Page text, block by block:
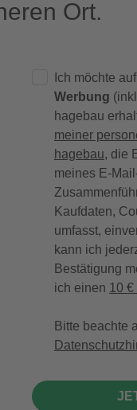
Ort.
Ich möchte
Werbung
hagebau
meiner
hagebau, die
meines E-
Kaufdaten,
umfasst,
kann ich
Bestätigung
ich einen 10
Bitte beachte